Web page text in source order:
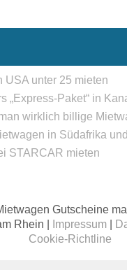
USA unter 25 mieten
„Express-Paket“ in
wirklich billige
in Südafrika
STARCAR mieten
Gutscheine
Rhein |
Impressum
Cookie-Richtline